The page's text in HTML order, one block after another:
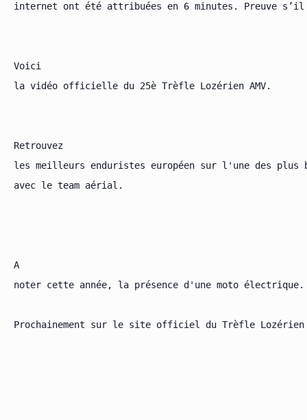
internet ont été attribuées en 6 minutes. Preuve s’il
Voici
la vidéo officielle du 25è Trèfle Lozérien AMV.
Retrouvez
les meilleurs enduristes européen sur l'une des plus
avec le team aérial.
A
noter cette année, la présence d'une moto électrique.
Prochainement sur le site officiel du Trèfle Lozérien